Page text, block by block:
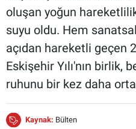
oluşan yoğun
suyu oldu. Hem
açıdan hareketli geçen
Eskişehir Yılı'nın birlik,
ruhunu bir kez daha
Kaynak: Bülten